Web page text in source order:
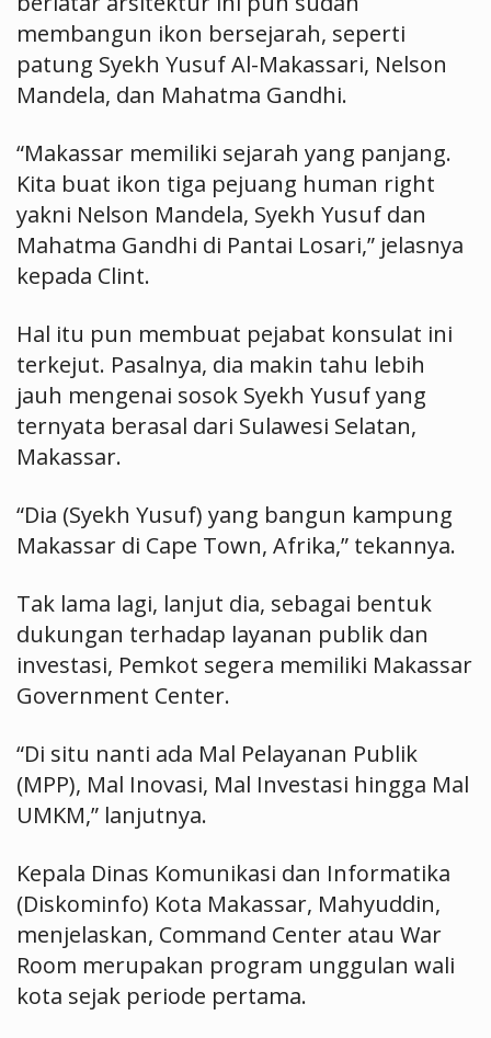
membangun ikon bersejarah, seperti
patung Syekh Yusuf Al-Makassari, Nelson
Mandela, dan Mahatma Gandhi.
“Makassar memiliki sejarah yang panjang.
Kita buat ikon tiga pejuang human right
yakni Nelson Mandela, Syekh Yusuf dan
Mahatma Gandhi di Pantai Losari,” jelasnya
kepada Clint.
Hal itu pun membuat pejabat konsulat ini
terkejut. Pasalnya, dia makin tahu lebih
jauh mengenai sosok Syekh Yusuf yang
ternyata berasal dari Sulawesi Selatan,
Makassar.
“Dia (Syekh Yusuf) yang bangun kampung
Makassar di Cape Town, Afrika,” tekannya.
Tak lama lagi, lanjut dia, sebagai bentuk
dukungan terhadap layanan publik dan
investasi, Pemkot segera memiliki Makassar
Government Center.
“Di situ nanti ada Mal Pelayanan Publik
(MPP), Mal Inovasi, Mal Investasi hingga Mal
UMKM,” lanjutnya.
Kepala Dinas Komunikasi dan Informatika
(Diskominfo) Kota Makassar, Mahyuddin,
menjelaskan, Command Center atau War
Room merupakan program unggulan wali
kota sejak periode pertama.